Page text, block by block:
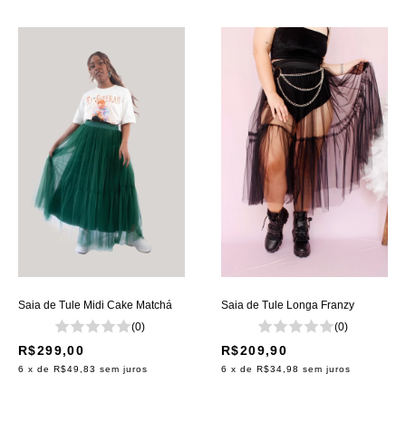
Saia de Tule Midi Cake Matchá
(0)
R$299,00
6 x de R$49,83 sem juros
Saia de Tule Longa Franzy
(0)
R$209,90
6 x de R$34,98 sem juros